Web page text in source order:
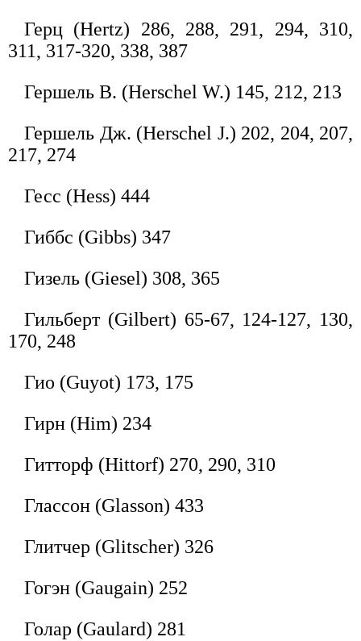
Герц (Hertz) 286, 288, 291, 294, 310,
311, 317-320, 338, 387
Гершель В. (Herschel W.) 145, 212, 213
Гершель Дж. (Herschel J.) 202, 204, 207,
217, 274
Гесс (Hess) 444
Гиббс (Gibbs) 347
Гизель (Giesel) 308, 365
Гильберт (Gilbert) 65-67, 124-127, 130,
170, 248
Гио (Guyot) 173, 175
Гирн (Him) 234
Гитторф (Hittorf) 270, 290, 310
Глассон (Glasson) 433
Глитчер (Glitscher) 326
Гогэн (Gaugain) 252
Голар (Gaulard) 281